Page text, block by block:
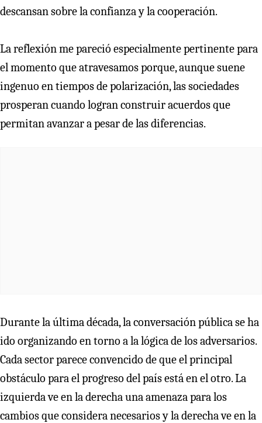
descansan sobre la confianza y la cooperación.
La reflexión me pareció especialmente pertinente para
el momento que atravesamos porque, aunque suene
ingenuo en tiempos de polarización, las sociedades
prosperan cuando logran construir acuerdos que
permitan avanzar a pesar de las diferencias.
Durante la última década, la conversación pública se ha
ido organizando en torno a la lógica de los adversarios.
Cada sector parece convencido de que el principal
obstáculo para el progreso del país está en el otro. La
izquierda ve en la derecha una amenaza para los
cambios que considera necesarios y la derecha ve en la